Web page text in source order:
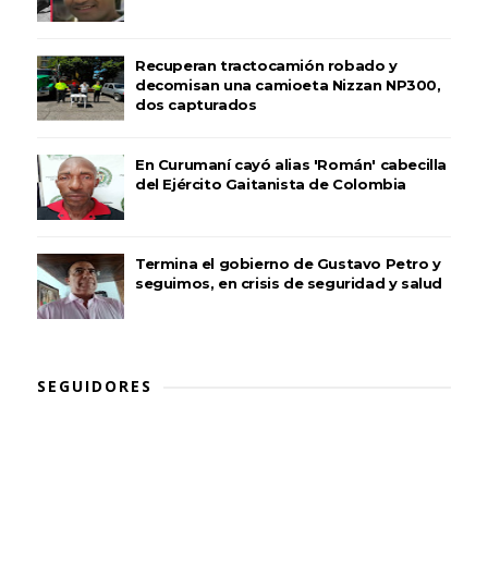
Recuperan tractocamión robado y
decomisan una camioeta Nizzan NP300,
dos capturados
En Curumaní cayó alias 'Román' cabecilla
del Ejército Gaitanista de Colombia
Termina el gobierno de Gustavo Petro y
seguimos, en crisis de seguridad y salud
SEGUIDORES